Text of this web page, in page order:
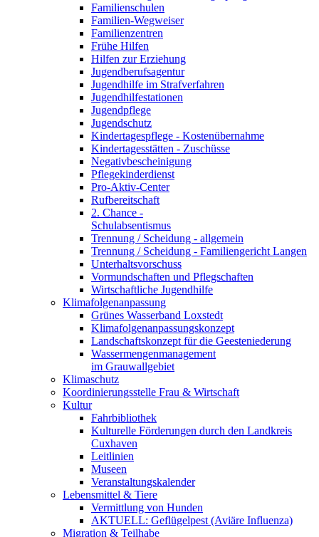
Familienschulen
Familien-Wegweiser
Familienzentren
Frühe Hilfen
Hilfen zur Erziehung
Jugendberufsagentur
Jugendhilfe im Strafverfahren
Jugendhilfestationen
Jugendpflege
Jugendschutz
Kindertagespflege - Kostenübernahme
Kindertagesstätten - Zuschüsse
Negativbescheinigung
Pflegekinderdienst
Pro-Aktiv-Center
Rufbereitschaft
2. Chance -
Schulabsentismus
Trennung / Scheidung - allgemein
Trennung / Scheidung - Familiengericht Langen
Unterhaltsvorschuss
Vormundschaften und Pflegschaften
Wirtschaftliche Jugendhilfe
Klimafolgenanpassung
Grünes Wasserband Loxstedt
Klimafolgenanpassungskonzept
Landschaftskonzept für die Geesteniederung
Wassermengenmanagement
im Grauwallgebiet
Klimaschutz
Koordinierungsstelle Frau & Wirtschaft
Kultur
Fahrbibliothek
Kulturelle Förderungen durch den Landkreis
Cuxhaven
Leitlinien
Museen
Veranstaltungskalender
Lebensmittel & Tiere
Vermittlung von Hunden
AKTUELL: Geflügelpest (Aviäre Influenza)
Migration & Teilhabe